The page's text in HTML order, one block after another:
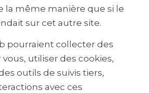
la même manière que si le
sur cet autre site.
pourraient collecter des
utiliser des cookies,
outils de suivis tiers,
avec ces